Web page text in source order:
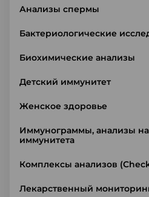
Анализы спермы
Бактериологические
Биохимические анализы
Детский иммунитет
Женское здоровье
Иммунограммы, анализы
иммунитета
Комплексы анализов
Лекарственный